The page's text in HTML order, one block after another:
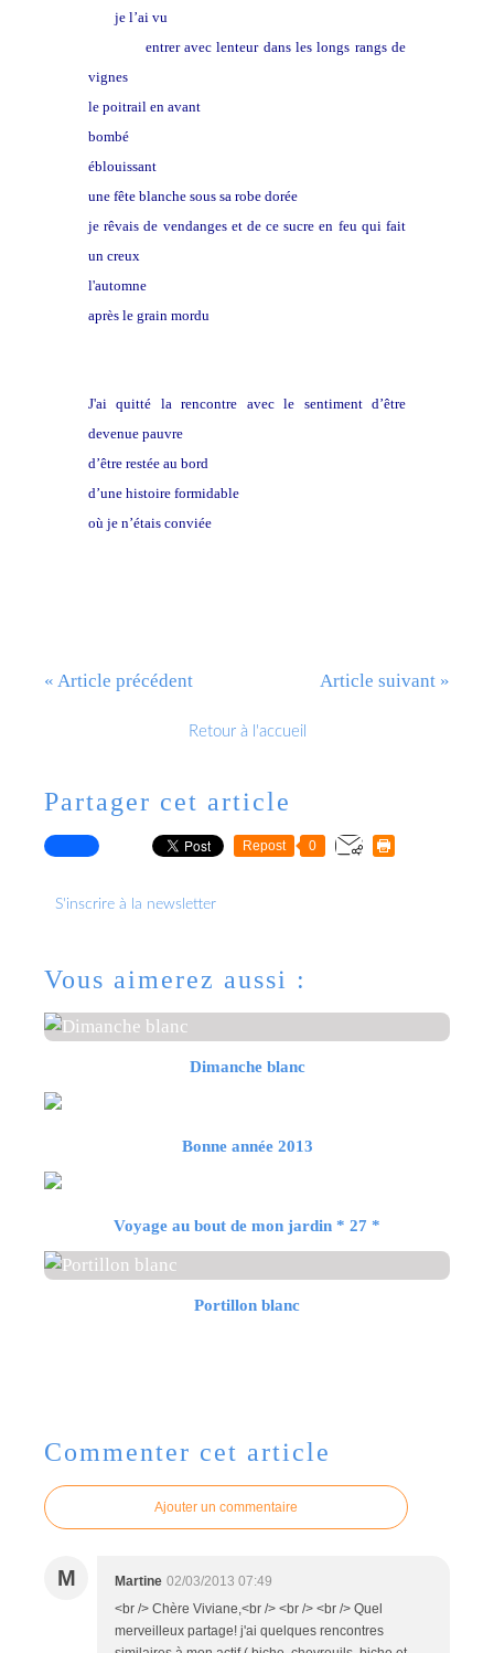
je l’ai vu
entrer avec lenteur dans les longs rangs de
vignes
le poitrail en avant
bombé
éblouissant
une fête blanche sous sa robe dorée
je rêvais de vendanges et de ce sucre en feu qui fait
un creux
l'automne
après le grain mordu
J'ai quitté la rencontre avec le sentiment d’être
devenue pauvre
d’être restée au bord
d’une histoire formidable
où je n’étais conviée
« Article précédent Article suivant »
Retour à l'accueil
Partager cet article
Repost 0
S'inscrire à la newsletter
Vous aimerez aussi :
Dimanche blanc
Bonne année 2013
Voyage au bout de mon jardin * 27 *
Portillon blanc
Commenter cet article
Ajouter un commentaire
M Martine 02/03/2013 07:49
<br /> Chère Viviane,<br /> <br /> <br /> Quel
merveilleux partage! j'ai quelques rencontres